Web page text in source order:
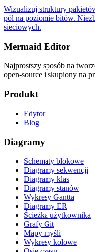
Wizualizuj struktury
pól na poziomie bitów.
sieciowych.
Mermaid Editor
Najprostszy sposób na
open-source i skupiony na
Produkt
Edytor
Blog
Diagramy
Schematy blokowe
Diagramy sekwencji
Diagramy klas
Diagramy stanów
Wykresy Gantta
Diagramy ER
Ścieżka użytkownika
Grafy Git
Mapy myśli
Wykresy kołowe